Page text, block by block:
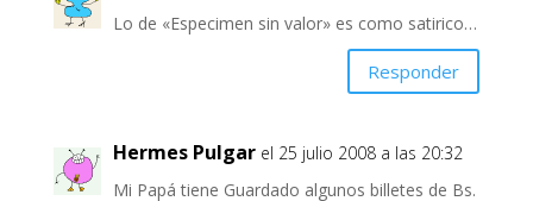
Lo de «Especimen sin valor» es como satirico…
Responder
Hermes Pulgar el 25 julio 2008 a las 20:32
Mi Papá tiene Guardado algunos billetes de Bs.